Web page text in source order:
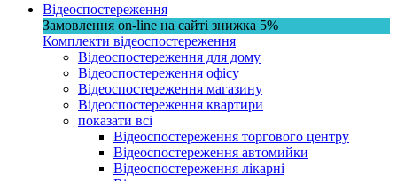
Відеоспостереження
Замовлення on-line на сайті знижка 5%
Комплекти відеоспостереження
Відеоспостереження для дому
Відеоспостереження офісу
Відеоспостереження магазину
Відеоспостереження квартири
показати всі
Відеоспостереження торгового центру
Відеоспостереження автомийки
Відеоспостереження лікарні